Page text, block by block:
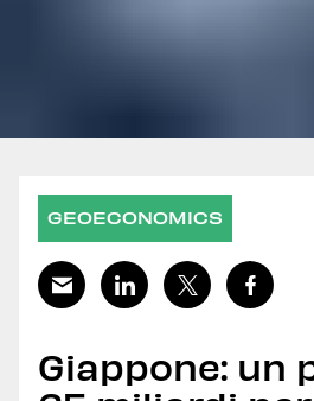
GEOECONOMICS
Giappone: un